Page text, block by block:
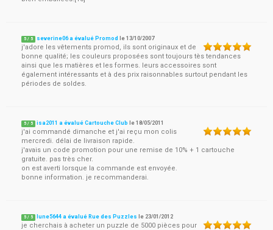
5 / 5 severine06 a évalué Promod le13/10/2007
j'adore les vêtements promod, ils sont originaux et de
bonne qualité; les couleurs proposées sont toujours tès tendances
ainsi que les matières et les formes. leurs accessoires sont
également intéressants et à des prix raisonnables surtout pendant les
périodes de soldes.
5 / 5 isa2011 a évalué Cartouche Club le18/05/2011
j'ai commandé dimanche et j'ai reçu mon colis
mercredi. délai de livraison rapide.
j'avais un code promotion pour une remise de 10% + 1 cartouche
gratuite. pas très cher.
on est averti lorsque la commande est envoyée.
bonne information. je recommanderai.
5 / 5 lune5644 a évalué Rue des Puzzles le 23/01/2012
je cherchais à acheter un puzzle de 5000 pièces pour